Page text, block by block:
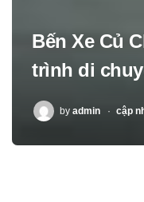
Bến Xe Củ
trình di
POSTED
by admin cập